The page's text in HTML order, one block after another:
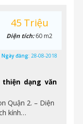
dạng văn
Quận 2. – Diện
kính…
45 Triệu
Diện tích:60 m2
Ngày đăng: 28-08-2018